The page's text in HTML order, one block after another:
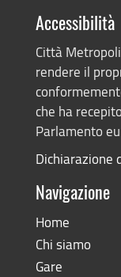
Accessibilità
Città
rendere il
che ha
Parlamento
Dichiarazione
Navigazione
Home
Chi siamo
Gare